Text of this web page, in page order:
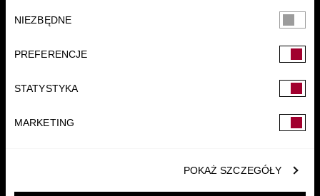
zgody
NIEZBĘDNE
PREFERENCJE
STATYSTYKA
MARKETING
POKAŻ SZCZEGÓŁY
FUNDACJA